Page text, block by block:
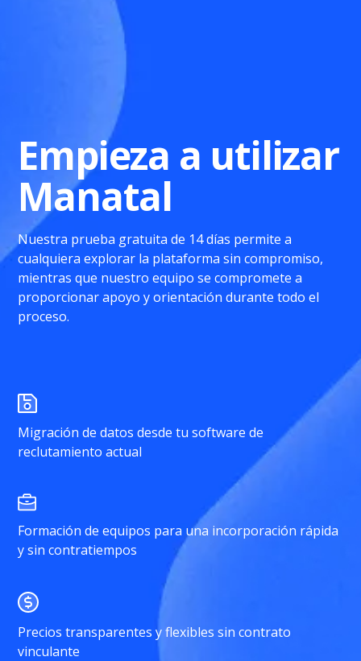
Empieza a utilizar
Manatal
Nuestra prueba gratuita de 14 días permite a
cualquiera explorar la plataforma sin compromiso,
mientras que nuestro equipo se compromete a
proporcionar apoyo y orientación durante todo el
proceso.
Migración de datos desde tu software de
reclutamiento actual
Formación de equipos para una incorporación rápida
y sin contratiempos
Precios transparentes y flexibles sin contrato
vinculante